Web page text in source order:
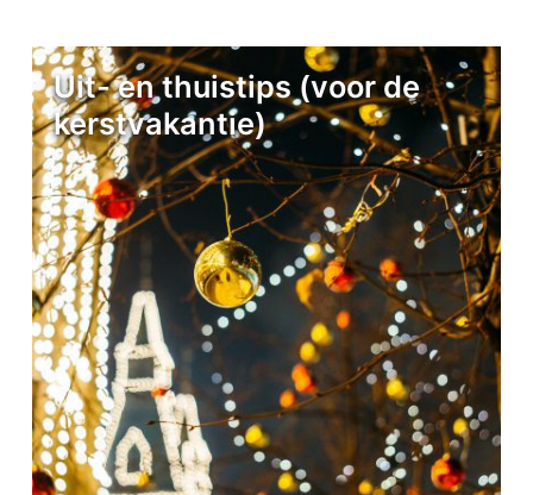
Uit- en thuistips (voor de
kerstvakantie)